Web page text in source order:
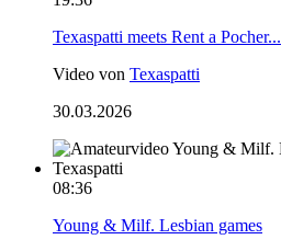
Texaspatti meets Rent a Pocher...
Video von Texaspatti
30.03.2026
08:36
Young & Milf. Lesbian games